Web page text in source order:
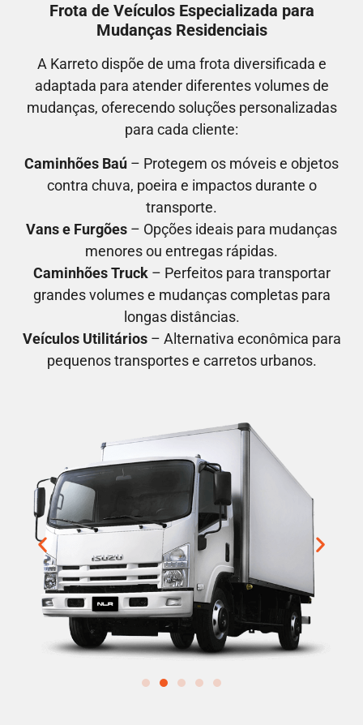
Frota de Veículos Especializada para
Mudanças Residenciais
A Karreto dispõe de uma frota diversificada e
adaptada para atender diferentes volumes de
mudanças, oferecendo soluções personalizadas
para cada cliente:
Caminhões Baú – Protegem os móveis e objetos
contra chuva, poeira e impactos durante o
transporte.
Vans e Furgões – Opções ideais para mudanças
menores ou entregas rápidas.
Caminhões Truck– Perfeitos para transportar
grandes volumes e mudanças completas para
longas distâncias.
Veículos Utilitários– Alternativa econômica para
pequenos transportes e carretos urbanos.